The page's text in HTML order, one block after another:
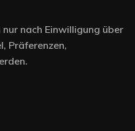
nach Einwilligung über
Präferenzen,